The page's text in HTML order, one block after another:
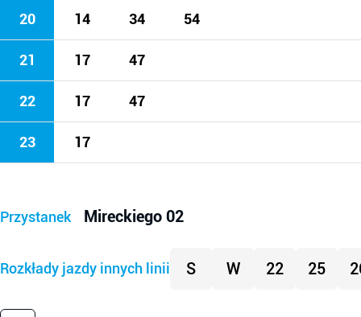
20 14 34 54
21 17 47
22 17 47
23 17
Przystanek Mireckiego 02
Rozkłady jazdy innych linii S W 22 25